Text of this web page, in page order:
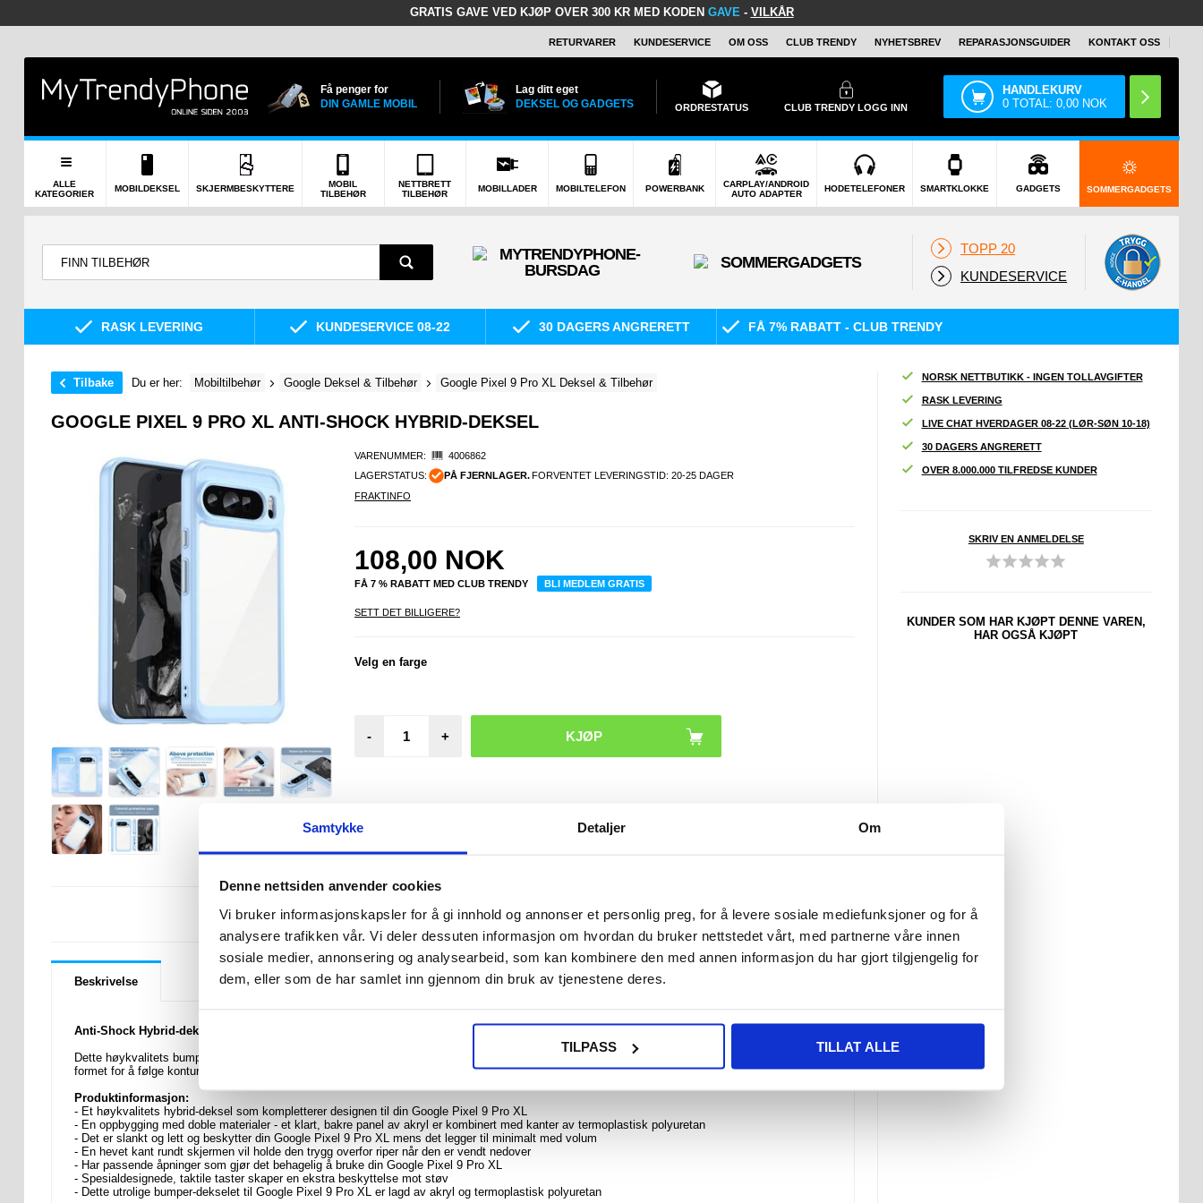
Samtykke Detaljer Om
Denne nettsiden anvender cookies
Vi bruker informasjonskapsler for å gi innhold og annonser et personlig preg, for å levere sosiale mediefunksjoner og for å
analysere trafikken vår. Vi deler dessuten informasjon om hvordan du bruker nettstedet vårt, med partnerne våre innen
sosiale medier, annonsering og analysearbeid, som kan kombinere den med annen informasjon du har gjort tilgjengelig for
dem, eller som de har samlet inn gjennom din bruk av tjenestene deres.
TILPASS TILLAT ALLE
GRATIS GAVE VED KJØP OVER 300 KR MED KODEN GAVE- VILKÅR
RETURVARER KUNDESERVICE OM OSS CLUB TRENDY NYHETSBREV REPARASJONSGUIDER KONTAKT OSS
Få penger for
DIN GAMLE MOBIL
Lag ditt eget
DEKSEL OG GADGETS
ORDRESTATUS CLUB TRENDYLOGG INN
HANDLEKURV
0 TOTAL:0,00 NOK
ALLE
KATEGORIER
MOBILDEKSEL SKJERMBESKYTTERE
MOBIL
TILBEHØR
NETTBRETT
TILBEHØR
MOBILLADER MOBILTELEFON POWERBANK
CARPLAY/ANDROID
AUTO ADAPTER
HODETELEFONER SMARTKLOKKE GADGETS SOMMERGADGETS
TOPP 20
KUNDESERVICE
RASK LEVERING KUNDESERVICE 08-22 30 DAGERS ANGRERETT FÅ 7% RABATT - CLUB TRENDY
Tilbake Du er her: Mobiltilbehør Google Deksel & Tilbehør Google Pixel 9 Pro XL Deksel & Tilbehør
GOOGLE PIXEL 9 PRO XL ANTI-SHOCK HYBRID-DEKSEL
VARENUMMER:
4006862
LAGERSTATUS:
PÅ FJERNLAGER. FORVENTET LEVERINGSTID: 20-25 DAGER
FRAKTINFO
108,00 NOK
FÅ 7 % RABATT MED CLUB TRENDY BLI MEDLEM GRATIS
SETT DET BILLIGERE?
Velg en farge
- +
LURER DU PÅ NOE? SPØR OSS! LIVE CHAT
Beskrivelse
Anti-Shock Hybrid-deksel til Google Pixel 9 Pro XL
Dette høykvalitets bumper-dekselet til Google Pixel 9 Pro XL verner baksiden og sidene mot daglige støt, hakk og riper. Dekselet er perfekt
formet for å følge konturene til din Google Pixel 9 Pro XL, mens den gjennomsiktige baksiden lar den originale skjønnheten skinne igjennom.
Produktinformasjon:
- Et høykvalitets hybrid-deksel som kompletterer designen til din Google Pixel 9 Pro XL
- En oppbygging med doble materialer - et klart, bakre panel av akryl er kombinert med kanter av termoplastisk polyuretan
- Det er slankt og lett og beskytter din Google Pixel 9 Pro XL mens det legger til minimalt med volum
- En hevet kant rundt skjermen vil holde den trygg overfor riper når den er vendt nedover
- Har passende åpninger som gjør det behagelig å bruke din Google Pixel 9 Pro XL
- Spesialdesignede, taktile taster skaper en ekstra beskyttelse mot støv
- Dette utrolige bumper-dekselet til Google Pixel 9 Pro XL er lagd av akryl og termoplastisk polyuretan
NORSK NETTBUTIKK - INGEN TOLLAVGIFTER
RASK LEVERING
LIVE CHAT HVERDAGER 08-22 (LØR-SØN 10-18)
30 DAGERS ANGRERETT
OVER 8.000.000 TILFREDSE KUNDER
SKRIV EN ANMELDELSE
KUNDER SOM HAR KJØPT DENNE VAREN,
HAR OGSÅ KJØPT